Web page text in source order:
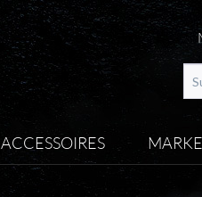
ACCESSOIRES